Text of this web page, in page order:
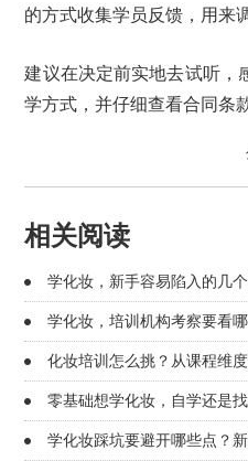
的方式收集学员反馈，用来
建议在决定前实地去试听，
学方式，并仔细查看合同条
相关阅读
学化妆，新手容易陷入的几
学化妆，培训机构考察要看
化妆培训怎么挑？从课程维
零基础想学化妆，自学还是
学化妆踩坑要避开哪些点？